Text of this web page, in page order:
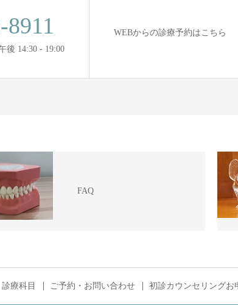
8911
後 14:30 - 19:00
WEBからの診療予約はこちら
FAQ
診療科目 ご予約・お問い合わせ 初診カウンセリングお